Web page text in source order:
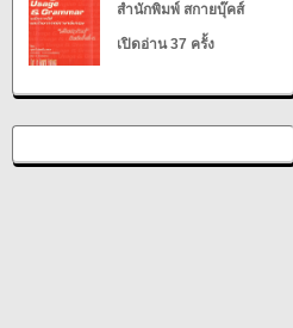
สำนักพิมพ์ สกายบุ๊คส์
เปิดอ่าน 37 ครั้ง